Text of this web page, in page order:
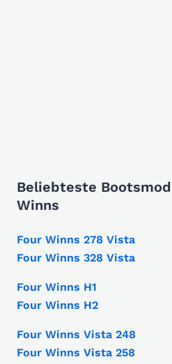
Beliebteste
Winns
Four Winns 278 Vista
Four Winns 328 Vista
Four Winns H1
Four Winns H2
Four Winns Vista 248
Four Winns Vista 258